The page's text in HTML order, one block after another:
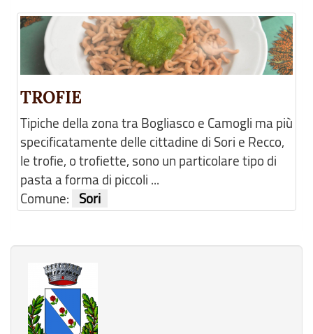
TROFIE
Tipiche della zona tra Bogliasco e Camogli ma più
specificatamente delle cittadine di Sori e Recco,
le trofie, o trofiette, sono un particolare tipo di
pasta a forma di piccoli ...
Comune:
Sori